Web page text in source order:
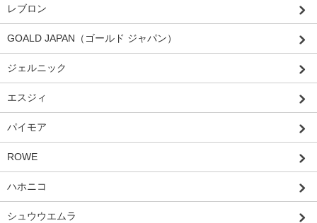
レブロン
GOALD JAPAN（ゴールド ジャパン）
ジェルニック
エスジィ
パイモア
ROWE
ハホニコ
シュウウエムラ